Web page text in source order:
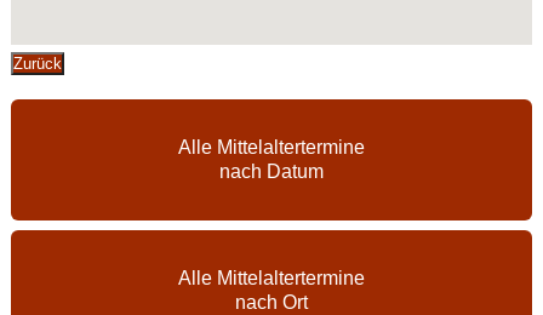
Zurück
Alle Mittelaltertermine
nach Datum
Alle Mittelaltertermine
nach Ort